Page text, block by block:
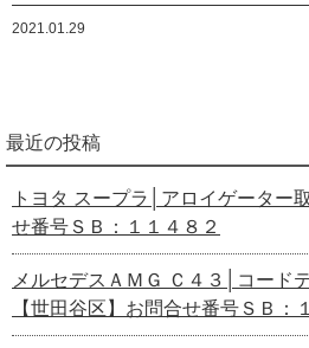
2021.01.29
最近の投稿
トヨタ スープラ│アロイゲーター
せ番号ＳＢ：１１４８２
メルセデスＡＭＧ Ｃ４３│コード
【世田谷区】お問合せ番号ＳＢ：